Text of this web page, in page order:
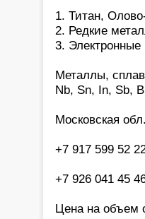
1. Титан,
2. Редкие
3. Электронные
Металлы,
Nb, Sn, In, Sb,
Московская
+7 917 599 52
+7 926 041 45
Цена на объем